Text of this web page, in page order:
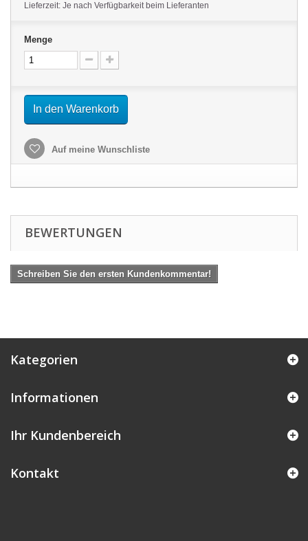
Lieferzeit: Je nach Verfügbarkeit beim Lieferanten
Menge
In den Warenkorb
Auf meine Wunschliste
BEWERTUNGEN
Schreiben Sie den ersten Kundenkommentar!
Kategorien
Informationen
Ihr Kundenbereich
Kontakt